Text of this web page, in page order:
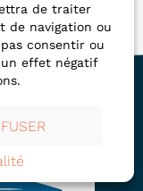
de traiter
de navigation ou
consentir ou
effet négatif